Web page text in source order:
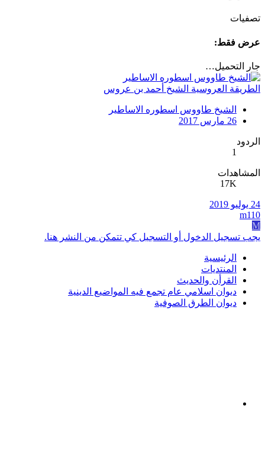
تصفيات
عرض فقط:
جار التحميل…
الطريقة العروسية الشيخ أحمد بن عروس
الشيخ طاووس اسطوره الاساطير
26 مارس 2017
الردود
1
المشاهدات
17K
24 يوليو 2019
m110
M
يجب تسجيل الدخول أو التسجيل كي تتمكن من النشر هنا.
الرئيسية
المنتديات
القرأن والحديث
ديوان اسلامي عام تجمع فيه المواضيع الدينية
ديوان الطرق الصوفية